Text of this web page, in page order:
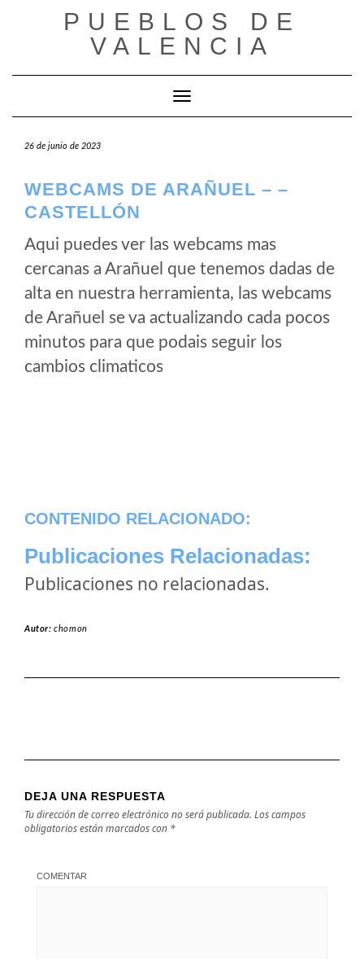
PUEBLOS DE
VALENCIA
Cambiar modo de navegación
26 de junio de 2023
WEBCAMS DE ARAÑUEL – –
CASTELLÓN
Aqui puedes ver las webcams mas
cercanas a Arañuel que tenemos dadas de
alta en nuestra herramienta, las webcams
de Arañuel se va actualizando cada pocos
minutos para que podais seguir los
cambios climaticos
CONTENIDO RELACIONADO:
Publicaciones Relacionadas:
Publicaciones no relacionadas.
Autor:chomon
DEJA UNA RESPUESTA
Tu dirección de correo electrónico no será publicada. Los campos
obligatorios están marcados con *
COMENTAR